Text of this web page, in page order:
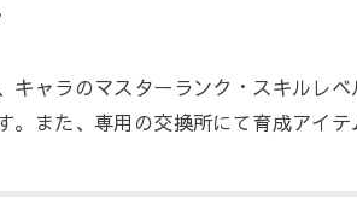
キャラのマスターランク・スキルレ
。また、専用の交換所にて育成アイテ